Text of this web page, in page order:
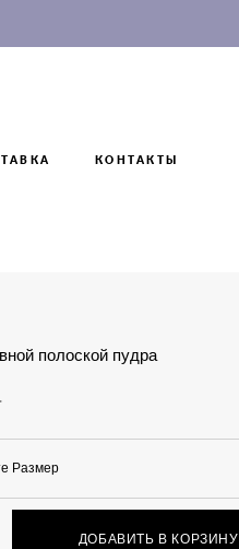
КОНТАКТЫ
полоской пудра
Размер
ДОБАВИТЬ В КОРЗИНУ